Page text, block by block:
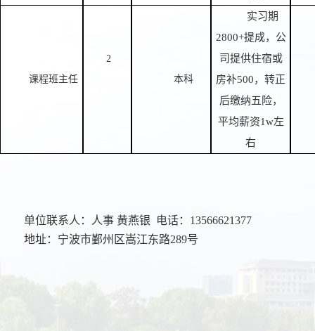
课程班主任
2
本科
实习期
2800+提成，公
司提供住宿或
房补500，转正
后缴纳五险，
平均薪资1w左
右
单位联系人： 人事 黄燕银 电话： 13566621377
地址： 宁波市鄞州区嵩江东路289号